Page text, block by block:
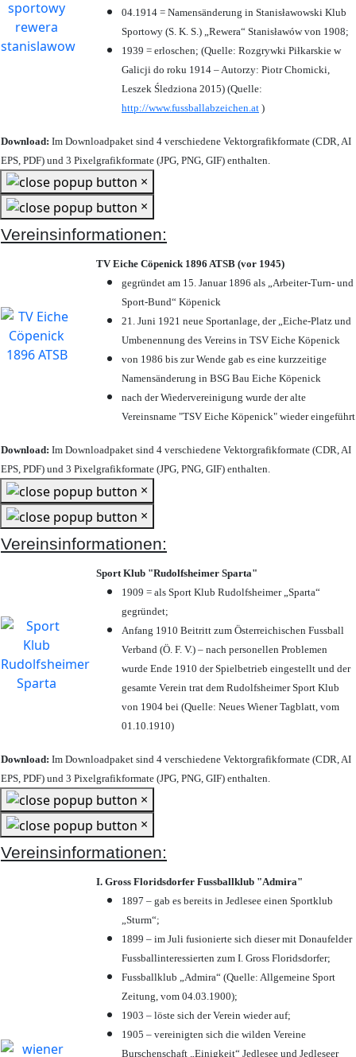
04.1914 = Namensänderung in Stanisławowski Klub
Sportowy (S. K. S.) „Rewera“ Stanisławów von 1908;
1939 = erloschen; (Quelle: Rozgrywki Piłkarskie w
Galicji do roku 1914 – Autorzy: Piotr Chomicki,
Leszek Śledziona 2015) (Quelle:
http://www.fussballabzeichen.at )
Download: Im Downloadpaket sind 4 verschiedene Vektorgrafikformate (CDR, AI
EPS, PDF) und 3 Pixelgrafikformate (JPG, PNG, GIF) enthalten.
×
×
Vereinsinformationen:
TV Eiche Cöpenick 1896 ATSB (vor 1945)
gegründet am 15. Januar 1896 als „Arbeiter-Turn- und
Sport-Bund“ Köpenick
21. Juni 1921 neue Sportanlage, der „Eiche-Platz und
Umbenennung des Vereins in TSV Eiche Köpenick
von 1986 bis zur Wende gab es eine kurzzeitige
Namensänderung in BSG Bau Eiche Köpenick
nach der Wiedervereinigung wurde der alte
Vereinsname "TSV Eiche Köpenick" wieder eingeführt
Download: Im Downloadpaket sind 4 verschiedene Vektorgrafikformate (CDR, AI
EPS, PDF) und 3 Pixelgrafikformate (JPG, PNG, GIF) enthalten.
×
×
Vereinsinformationen:
Sport Klub "Rudolfsheimer Sparta"
1909 = als Sport Klub Rudolfsheimer „Sparta“
gegründet;
Anfang 1910 Beitritt zum Österreichischen Fussball
Verband (Ö. F. V.) – nach personellen Problemen
wurde Ende 1910 der Spielbetrieb eingestellt und der
gesamte Verein trat dem Rudolfsheimer Sport Klub
von 1904 bei (Quelle: Neues Wiener Tagblatt, vom
01.10.1910)
Download: Im Downloadpaket sind 4 verschiedene Vektorgrafikformate (CDR, AI
EPS, PDF) und 3 Pixelgrafikformate (JPG, PNG, GIF) enthalten.
×
×
Vereinsinformationen:
I. Gross Floridsdorfer Fussballklub "Admira"
1897 – gab es bereits in Jedlesee einen Sportklub
„Sturm“;
1899 – im Juli fusionierte sich dieser mit Donaufelder
Fussballinteressierten zum I. Gross Floridsdorfer;
Fussballklub „Admira“ (Quelle: Allgemeine Sport
Zeitung, vom 04.03.1900);
1903 – löste sich der Verein wieder auf;
1905 – vereinigten sich die wilden Vereine
Burschenschaft „Einigkeit“ Jedlesee und Jedleseer